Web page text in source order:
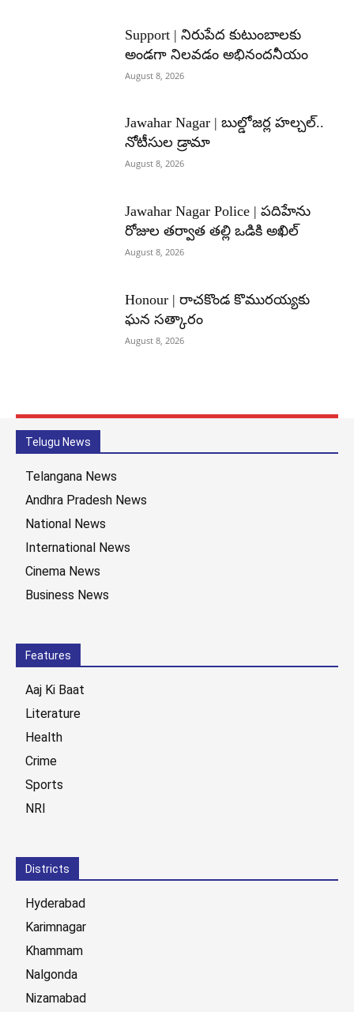
Support | నిరుపేద కుటుంబాలకు
అండగా నిలవడం అభినందనీయం
August 8, 2026
Jawahar Nagar | బుల్డోజర్ల హల్చల్..
నోటీసుల డ్రామా
August 8, 2026
Jawahar Nagar Police | పదిహేను
రోజుల తర్వాత తల్లి ఒడికి అఖిల్
August 8, 2026
Honour | రాచకొండ కొమురయ్యకు
ఘన సత్కారం
August 8, 2026
Telugu News
Telangana News
Andhra Pradesh News
National News
International News
Cinema News
Business News
Features
Aaj Ki Baat
Literature
Health
Crime
Sports
NRI
Districts
Hyderabad
Karimnagar
Khammam
Nalgonda
Nizamabad